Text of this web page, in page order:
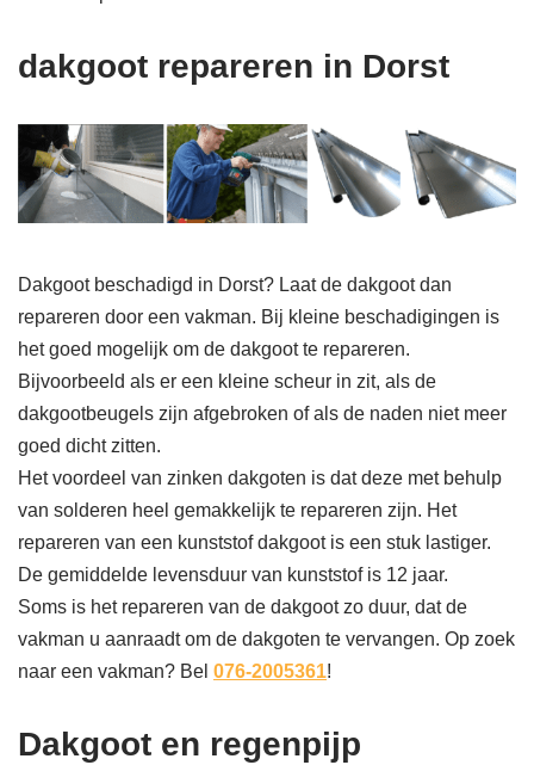
dakgoot repareren in Dorst
Dakgoot beschadigd in Dorst? Laat de dakgoot dan
repareren door een vakman. Bij kleine beschadigingen is
het goed mogelijk om de dakgoot te repareren.
Bijvoorbeeld als er een kleine scheur in zit, als de
dakgootbeugels zijn afgebroken of als de naden niet meer
goed dicht zitten.
Het voordeel van zinken dakgoten is dat deze met behulp
van solderen heel gemakkelijk te repareren zijn. Het
repareren van een kunststof dakgoot is een stuk lastiger.
De gemiddelde levensduur van kunststof is 12 jaar.
Soms is het repareren van de dakgoot zo duur, dat de
vakman u aanraadt om de dakgoten te vervangen. Op zoek
naar een vakman? Bel 076-2005361!
Dakgoot en regenpijp